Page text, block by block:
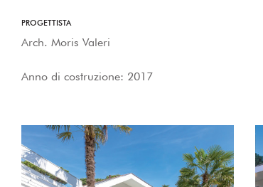
PROGETTISTA
Arch. Moris Valeri
Anno di costruzione: 2017